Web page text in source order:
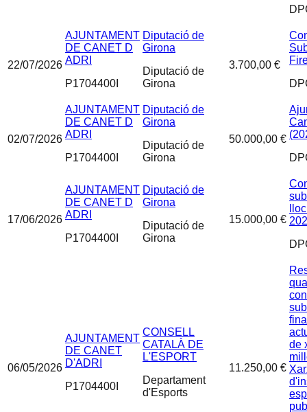
22/07/2026
AJUNTAMENT
DE CANET D
ADRI
P1704400I
Diputació de
Girona
Diputació de
Girona
3.700,00 €
02/07/2026
AJUNTAMENT
DE CANET D
ADRI
P1704400I
Diputació de
Girona
Diputació de
Girona
50.000,00 €
17/06/2026
AJUNTAMENT
DE CANET D
ADRI
P1704400I
Diputació de
Girona
Diputació de
Girona
15.000,00 €
06/05/2026
AJUNTAMENT
DE CANET
D'ADRI
P1704400I
CONSELL
CATALÀ DE
L'ESPORT
Departament
d'Esports
11.250,00 €
de